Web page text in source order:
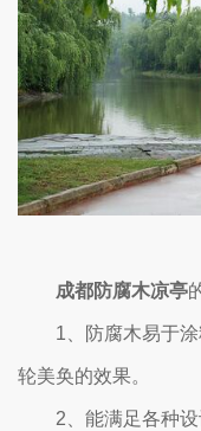
成都防腐木凉亭
1、防腐木易于
轮美奂的效果。
2、能满足各种